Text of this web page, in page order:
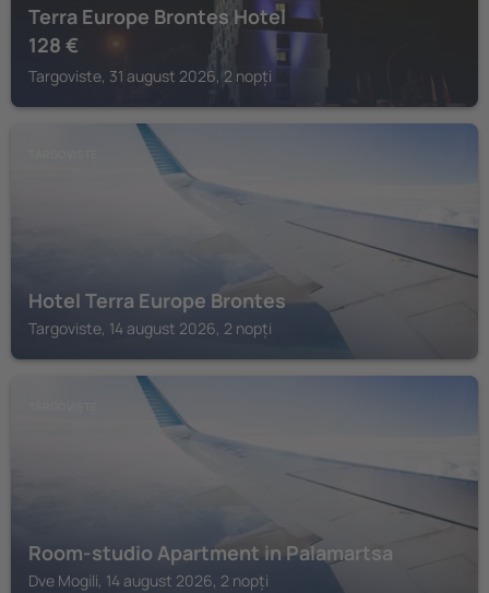
Terra Europe Brontes Hotel
128 €
Targoviste, 31 august 2026, 2 nopți
Hotel Terra Europe Brontes
Targoviste, 14 august 2026, 2 nopți
Room-studio Apartment in Palamartsa
Dve Mogili, 14 august 2026, 2 nopți